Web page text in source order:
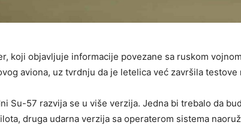
koji objavljuje informacije povezane sa ruskom
aviona, uz tvrdnju da je letelica već završila testove
Su-57 razvija se u više verzija. Jedna bi trebalo da
druga udarna verzija sa operaterom sistema